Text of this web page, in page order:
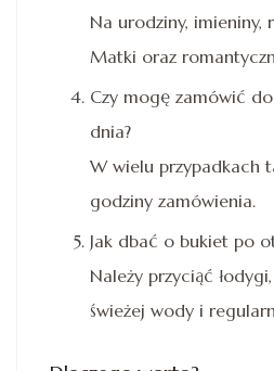
Na urodziny, imieniny,
Matki oraz
Czy mogę zamówić
dnia?
W wielu przypadkach
godziny zamówienia.
Jak dbać o bukiet po
Należy przyciąć
świeżej wody i